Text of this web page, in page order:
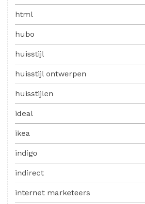
html
hubo
huisstijl
huisstijl ontwerpen
huisstijlen
ideal
ikea
indigo
indirect
internet marketeers